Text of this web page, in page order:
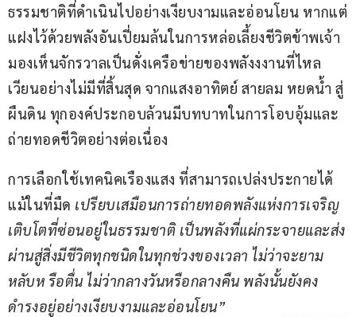
ธรรมชาติที่ดำเนินไปอย่างเงียบงามและอ่อนโยน หากแต่
แฝงไว้ด้วยพลังอันเปี่ยมล้นในการหล่อเลี้ยงชีวิตข้าพเจ้า
มองเห็นจักรวาลเป็นดั่งเครือข่ายของพลังงงานที่ไหล
เวียนอย่างไม่มีที่สิ้นสุด จากแสงอาทิตย์ สายลม หยดน้ำ สู่
ผืนดิน ทุกองค์ประกอบล้วนมีบทบาทในการโอบอุ้มและ
ถ่ายทอดชีวิตอย่างต่อเนื่อง
การเลือกใช้เทคนิคเรืองแสง ที่สามารถเปล่งประกายได้
แม้ในที่มืด เปรียบเสมือนการถ่ายทอดพลังแห่งการเจริญ
เติบโตที่ซ่อนอยู่ในธรรมชาติ เป็นพลังที่แผ่กระจายและส่ง
ผ่านสู่สิ่งมีชีวิตทุกชนิดในทุกช่วงของเวลา ไม่ว่าจะยาม
หลับห รือตื่น ไม่ว่ากลางวันหรือกลางคืน พลังนั้นยังคง
ดำรงอยู่อย่างเงียบงามและอ่อนโยน”